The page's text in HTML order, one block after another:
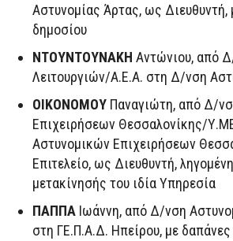
Αστυνομίας Άρτας, ως Διευθυντή,
δημοσίου
ΝΤΟΥΝΤΟΥΝΑΚΗ Αντώνιου, από
Λειτουργιών/Α.Ε.Α. στη Δ/νση
ΟΙΚΟΝΟΜΟΥ Παναγιώτη, από Δ/
Επιχειρήσεων Θεσσαλονίκης/
Αστυνομικών Επιχειρήσεων
Επιτελείο, ως Διευθυντή,
μετακίνησής του ιδία Υπηρεσία
ΠΑΠΠΑ Ιωάννη, από Δ/νση
στη ΓΕ.Π.Α.Δ. Ηπείρου, με